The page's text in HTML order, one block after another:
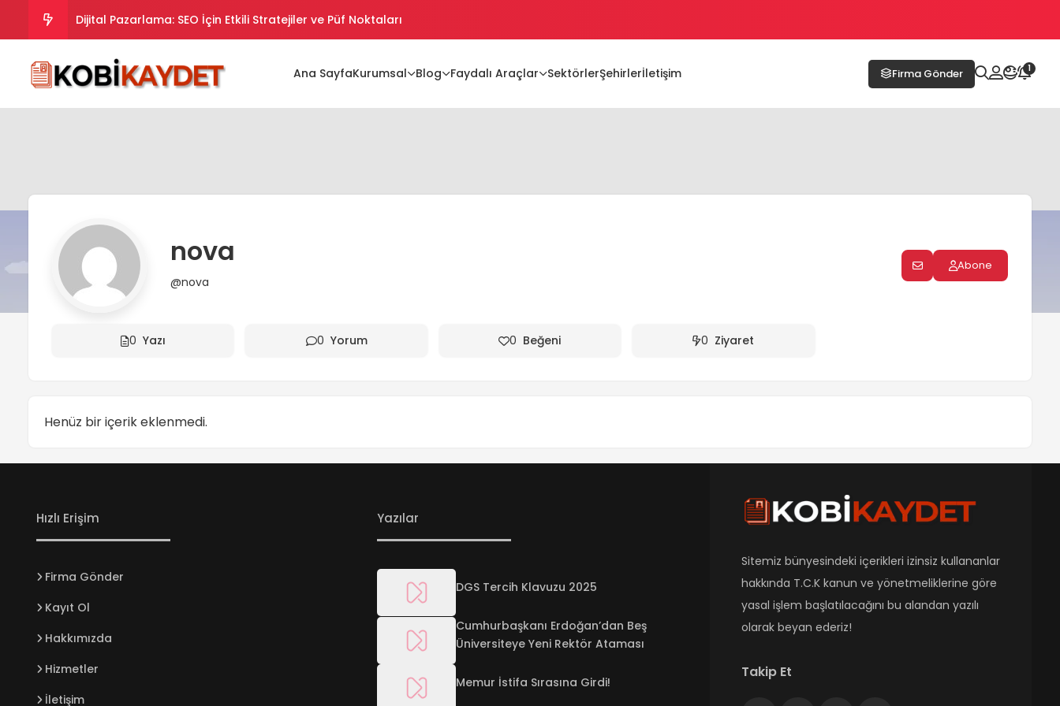
Dijital Pazarlama: SEO İçin Etkili Stratejiler ve Püf Noktaları
Dijital Pazarlama Stratejileri: SEO İpuçları ve Taktikler
Ana SayfaKurumsal Blog Faydalı Araçlar SektörlerŞehirlerİletişim Firma Gönder 1
nova
@nova
Abone
0 Yazı 0 Yorum 0 Beğeni 0 Ziyaret
Henüz bir içerik eklenmedi.
Hızlı Erişim
Firma Gönder
Kayıt Ol
Hakkımızda
Hizmetler
İletişim
Yazılar
DGS Tercih Klavuzu 2025
Cumhurbaşkanı Erdoğan’dan Beş
Üniversiteye Yeni Rektör Ataması
Memur İstifa Sırasına Girdi!
Sitemiz bünyesindeki içerikleri izinsiz kullananlar
hakkında T.C.K kanun ve yönetmeliklerine göre
yasal işlem başlatılacağını bu alandan yazılı
olarak beyan ederiz!
Takip Et